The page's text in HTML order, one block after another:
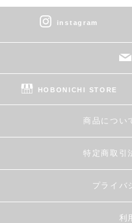
instagram
HOBONICHI STORE
商品につい
特定商取引
プライバ
利